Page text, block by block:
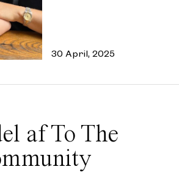
30 April, 2025
af To The